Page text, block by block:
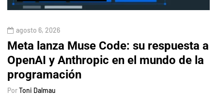
agosto 6, 2026
Meta lanza Muse Code: su respuesta a
OpenAI y Anthropic en el mundo de la
programación
PorToni Dalmau